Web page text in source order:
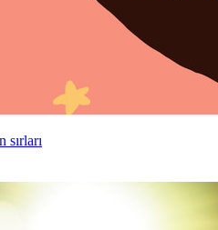
sırları